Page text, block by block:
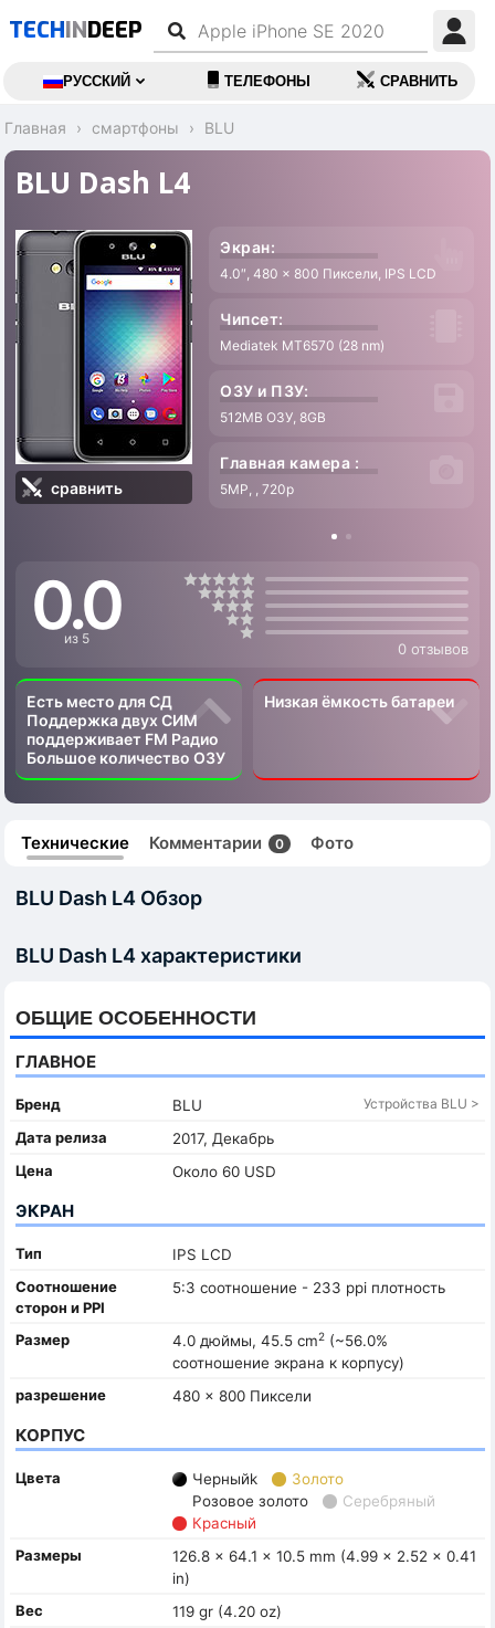
TECHINDEEP
РУССКИЙ ТЕЛЕФОНЫ СРАВНИТЬ
Главная смартфоны BLU
BLU Dash L4
сравнить
Экран:
4.0″, 480 x 800 Пиксели, IPS LCD
Чипсет:
Mediatek MT6570 (28 nm)
ОЗУ и ПЗУ:
512MB ОЗУ, 8GB
Главная камера :
5MP, , 720p
0.0
из 5
0 отзывов
Есть место для СД
Поддержка двух СИМ
поддерживает FM Радио
Большое количество ОЗУ
Низкая ёмкость батареи
Технические Комментарии 0 Фото
BLU Dash L4 Обзор
BLU Dash L4 характеристики
ОБЩИЕ ОСОБЕННОСТИ
ГЛАВНОЕ
Бренд BLU Устройства BLU >
Дата релиза
2017, Декабрь
Цена
Около 60 USD
ЭКРАН
Тип
IPS LCD
Соотношение
сторон и PPI
5:3 соотношение - 233 ppi плотность
Размер 4.0 дюймы, 45.5 cm2(~56.0%
соотношение экрана к корпусу)
разрешение
480 x 800 Пиксели
КОРПУС
Цвета Черныйk
Золото
Розовое золото
Серебряный
Красный
Размеры
126.8 x 64.1 x 10.5 mm (4.99 x 2.52 x 0.41
in)
Вес
119 gr (4.20 oz)